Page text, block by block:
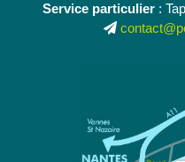
Service particulier: